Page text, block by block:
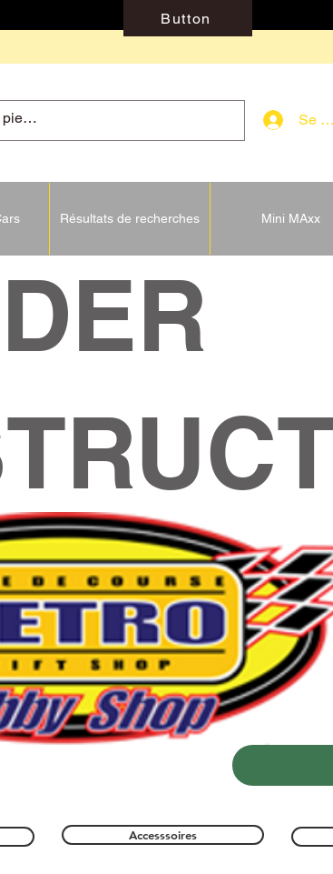
Button
Se
Résultats de recherches Mini MAxx
Accesssoires